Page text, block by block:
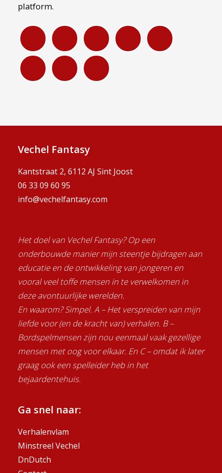
platform.
Vechel Fantasy
Kantstraat 2, 6112 AJ Sint Joost
06 33 09 60 95
info@vechelfantasy.com
Het doel van Vechel Fantasy? Op een
onderbouwde manier mijn steentje bijdragen aan
educatie en de ontwikkeling van jongeren en
vooral veel toffe mensen in te verwelkomen in
deze avontuurlijke werelden.
En waarom? Simpel. A – Het verspreiden van mijn
liefde voor (en de kracht van) verhalen. B –
Bordspelmensen zijn nou eenmaal vaak gezellige
mensen met oog voor elkaar. En C – omdat ik later
graag ook een spelleider heb in het
bejaardentehuis.
Ga snel naar:
Verhalenvlam
Minstreel Vechel
DnDutch